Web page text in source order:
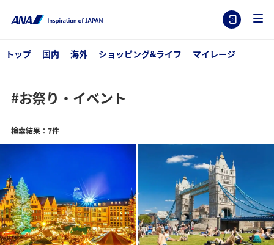
トップ 国内 海外 ショッピング&ライフ マイレージ
#お祭り・イベント
検索結果：7件